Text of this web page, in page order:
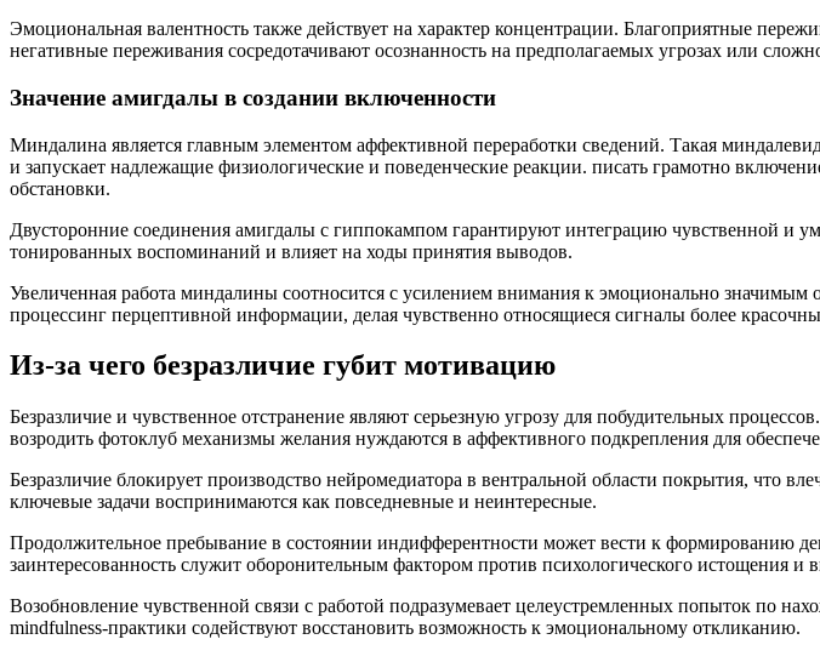
Эмоциональная валентность также действует на характер концентрации. Благоприятные
негативные переживания сосредотачивают осознанность на предполагаемых угрозах или
Значение амигдалы в создании включенности
Миндалина является главным элементом аффективной переработки сведений. Такая
и запускает надлежащие физиологические и поведенческие реакции. писать грамотно
обстановки.
Двусторонние соединения амигдалы с гиппокампом гарантируют интеграцию чувственной и
тонированных воспоминаний и влияет на ходы принятия выводов.
Увеличенная работа миндалины соотносится с усилением внимания к эмоционально
процессинг перцептивной информации, делая чувственно относящиеся сигналы более
Из-за чего безразличие губит мотивацию
Безразличие и чувственное отстранение являют серьезную угрозу для побудительных
возродить фотоклуб механизмы желания нуждаются в аффективного подкрепления для
Безразличие блокирует производство нейромедиатора в вентральной области покрытия, что
ключевые задачи воспринимаются как повседневные и неинтересные.
Продолжительное пребывание в состоянии индифферентности может вести к формированию
заинтересованность служит оборонительным фактором против психологического истощения и
Возобновление чувственной связи с работой подразумевает целеустремленных попыток по
mindfulness-практики содействуют восстановить возможность к эмоциональному откликанию.